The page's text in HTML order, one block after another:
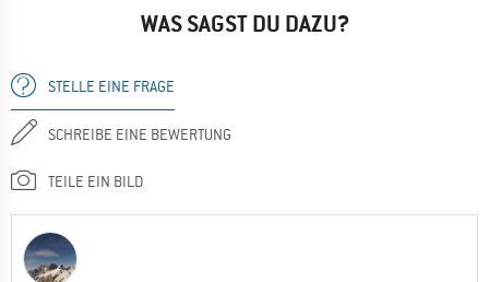
WAS SAGST DU DAZU?
STELLE EINE FRAGE
SCHREIBE EINE BEWERTUNG
TEILE EIN BILD